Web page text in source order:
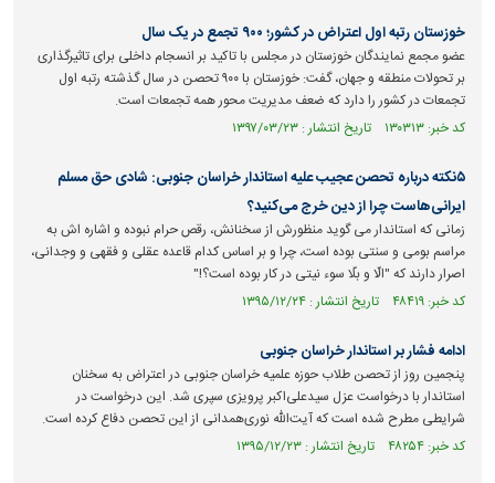
خوزستان رتبه اول اعتراض در کشور؛ ۹۰۰ تجمع در یک سال
عضو مجمع نمایندگان خوزستان در مجلس با تاکید بر انسجام داخلی برای تاثیرگذاری
بر تحولات منطقه و جهان، گفت: خوزستان با ۹۰۰ تحصن در سال گذشته رتبه اول
تجمعات در کشور را دارد که ضعف مدیریت محور همه تجمعات است.
کد خبر: ۱۳۰۳۱۳ تاریخ انتشار : ۱۳۹۷/۰۳/۲۳
۵نکته درباره تحصن عجیب علیه استاندار خراسان جنوبی: شادی حق مسلم
ایرانی‌هاست چرا از دین خرج می‌کنید؟
زمانی که استاندار می گوید منظورش از سخنانش، رقص حرام نبوده و اشاره اش به
مراسم بومی و سنتی بوده است، چرا و بر اساس کدام قاعده عقلی و فقهی و وجدانی،
اصرار دارند که "الّا و بلّا سوء نیتی در کار بوده است؟!"
کد خبر: ۴۸۴۱۹ تاریخ انتشار : ۱۳۹۵/۱۲/۲۴
ادامه فشار بر استاندار خراسان جنوبی
پنجمین روز از تحصن طلاب حوزه علمیه خراسان جنوبی در اعتراض به سخنان
استاندار با درخواست عزل سیدعلی‌اکبر پرویزی سپری شد. این درخواست در
شرایطی مطرح شده است که آیت‌الله نوری‌همدانی از این تحصن دفاع کرده است.
کد خبر: ۴۸۲۵۴ تاریخ انتشار : ۱۳۹۵/۱۲/۲۳